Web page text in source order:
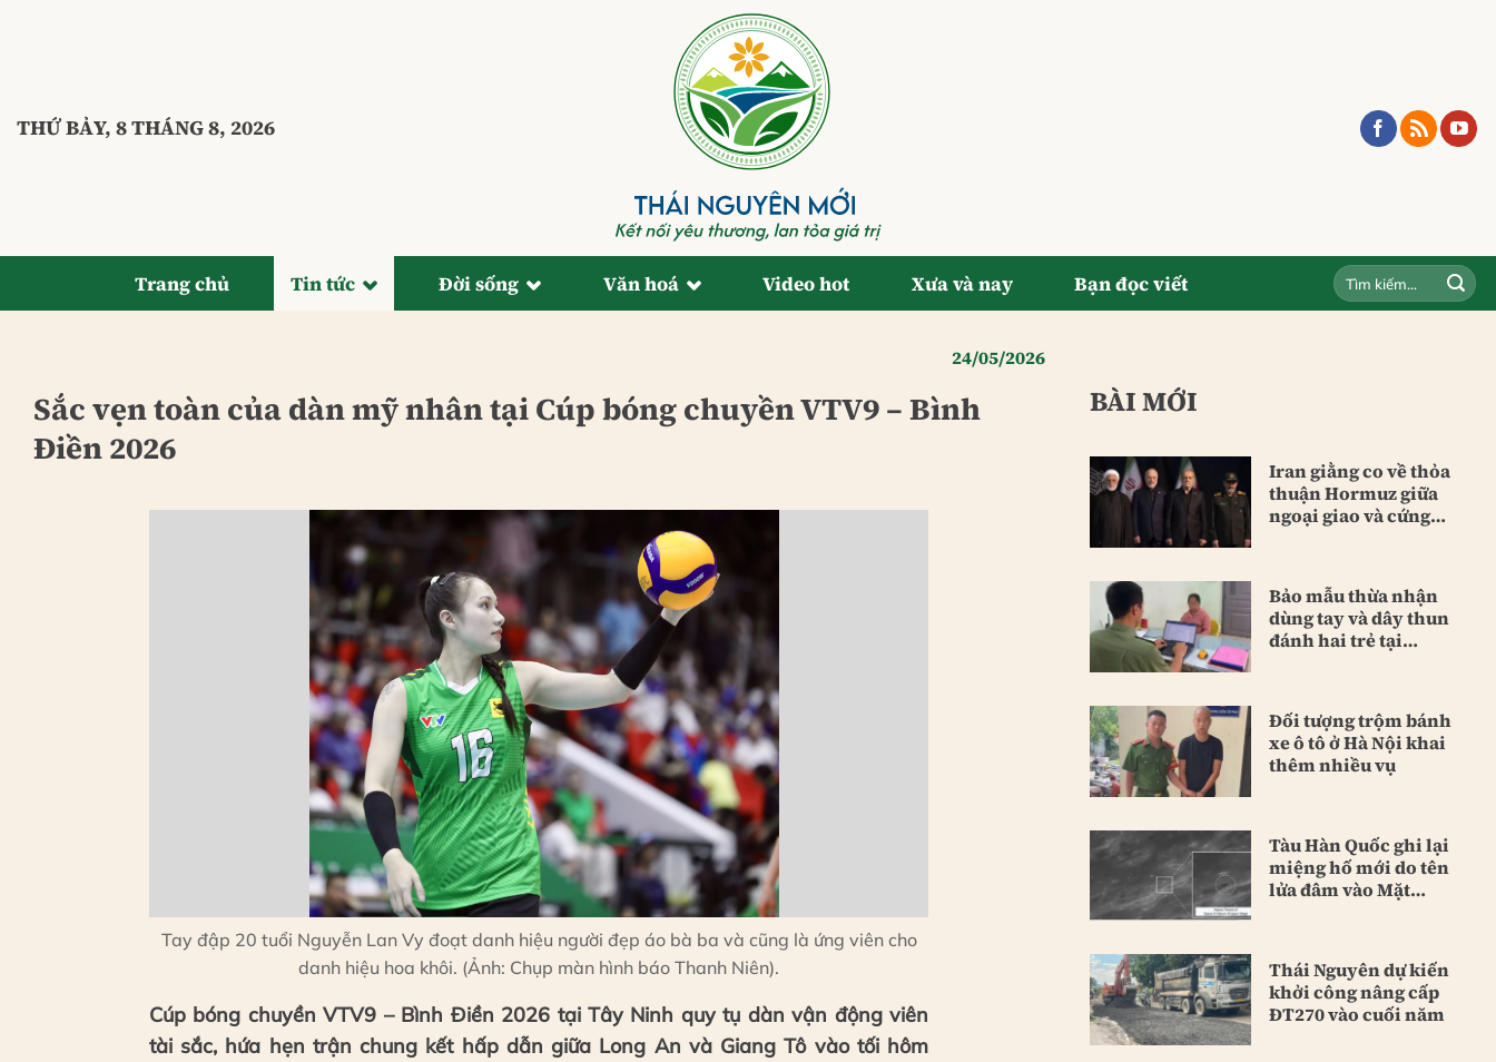
THỨ BẢY, 8 THÁNG 8, 2026
Trang chủ Tin tức Đời sống Văn hoá Video hot Xưa và nay Bạn đọc viết
24/05/2026
Sắc vẹn toàn của dàn mỹ nhân tại Cúp bóng chuyền VTV9 – Bình
Điền 2026
Tay đập 20 tuổi Nguyễn Lan Vy đoạt danh hiệu người đẹp áo bà ba và cũng là ứng viên cho
danh hiệu hoa khôi. (Ảnh: Chụp màn hình báo Thanh Niên).
Cúp bóng chuyền VTV9 – Bình Điền 2026 tại Tây Ninh quy tụ dàn vận động viên
tài sắc, hứa hẹn trận chung kết hấp dẫn giữa Long An và Giang Tô vào tối hôm
BÀI MỚI
Iran giằng co về thỏa
thuận Hormuz giữa
ngoại giao và cứng
Bảo mẫu thừa nhận
dùng tay và dây thun
đánh hai trẻ tại
Đối tượng trộm bánh
xe ô tô ở Hà Nội khai
thêm nhiều vụ
Tàu Hàn Quốc ghi lại
miệng hố mới do tên
lửa đâm vào Mặt
Thái Nguyên dự kiến
khởi công nâng cấp
ĐT270 vào cuối năm